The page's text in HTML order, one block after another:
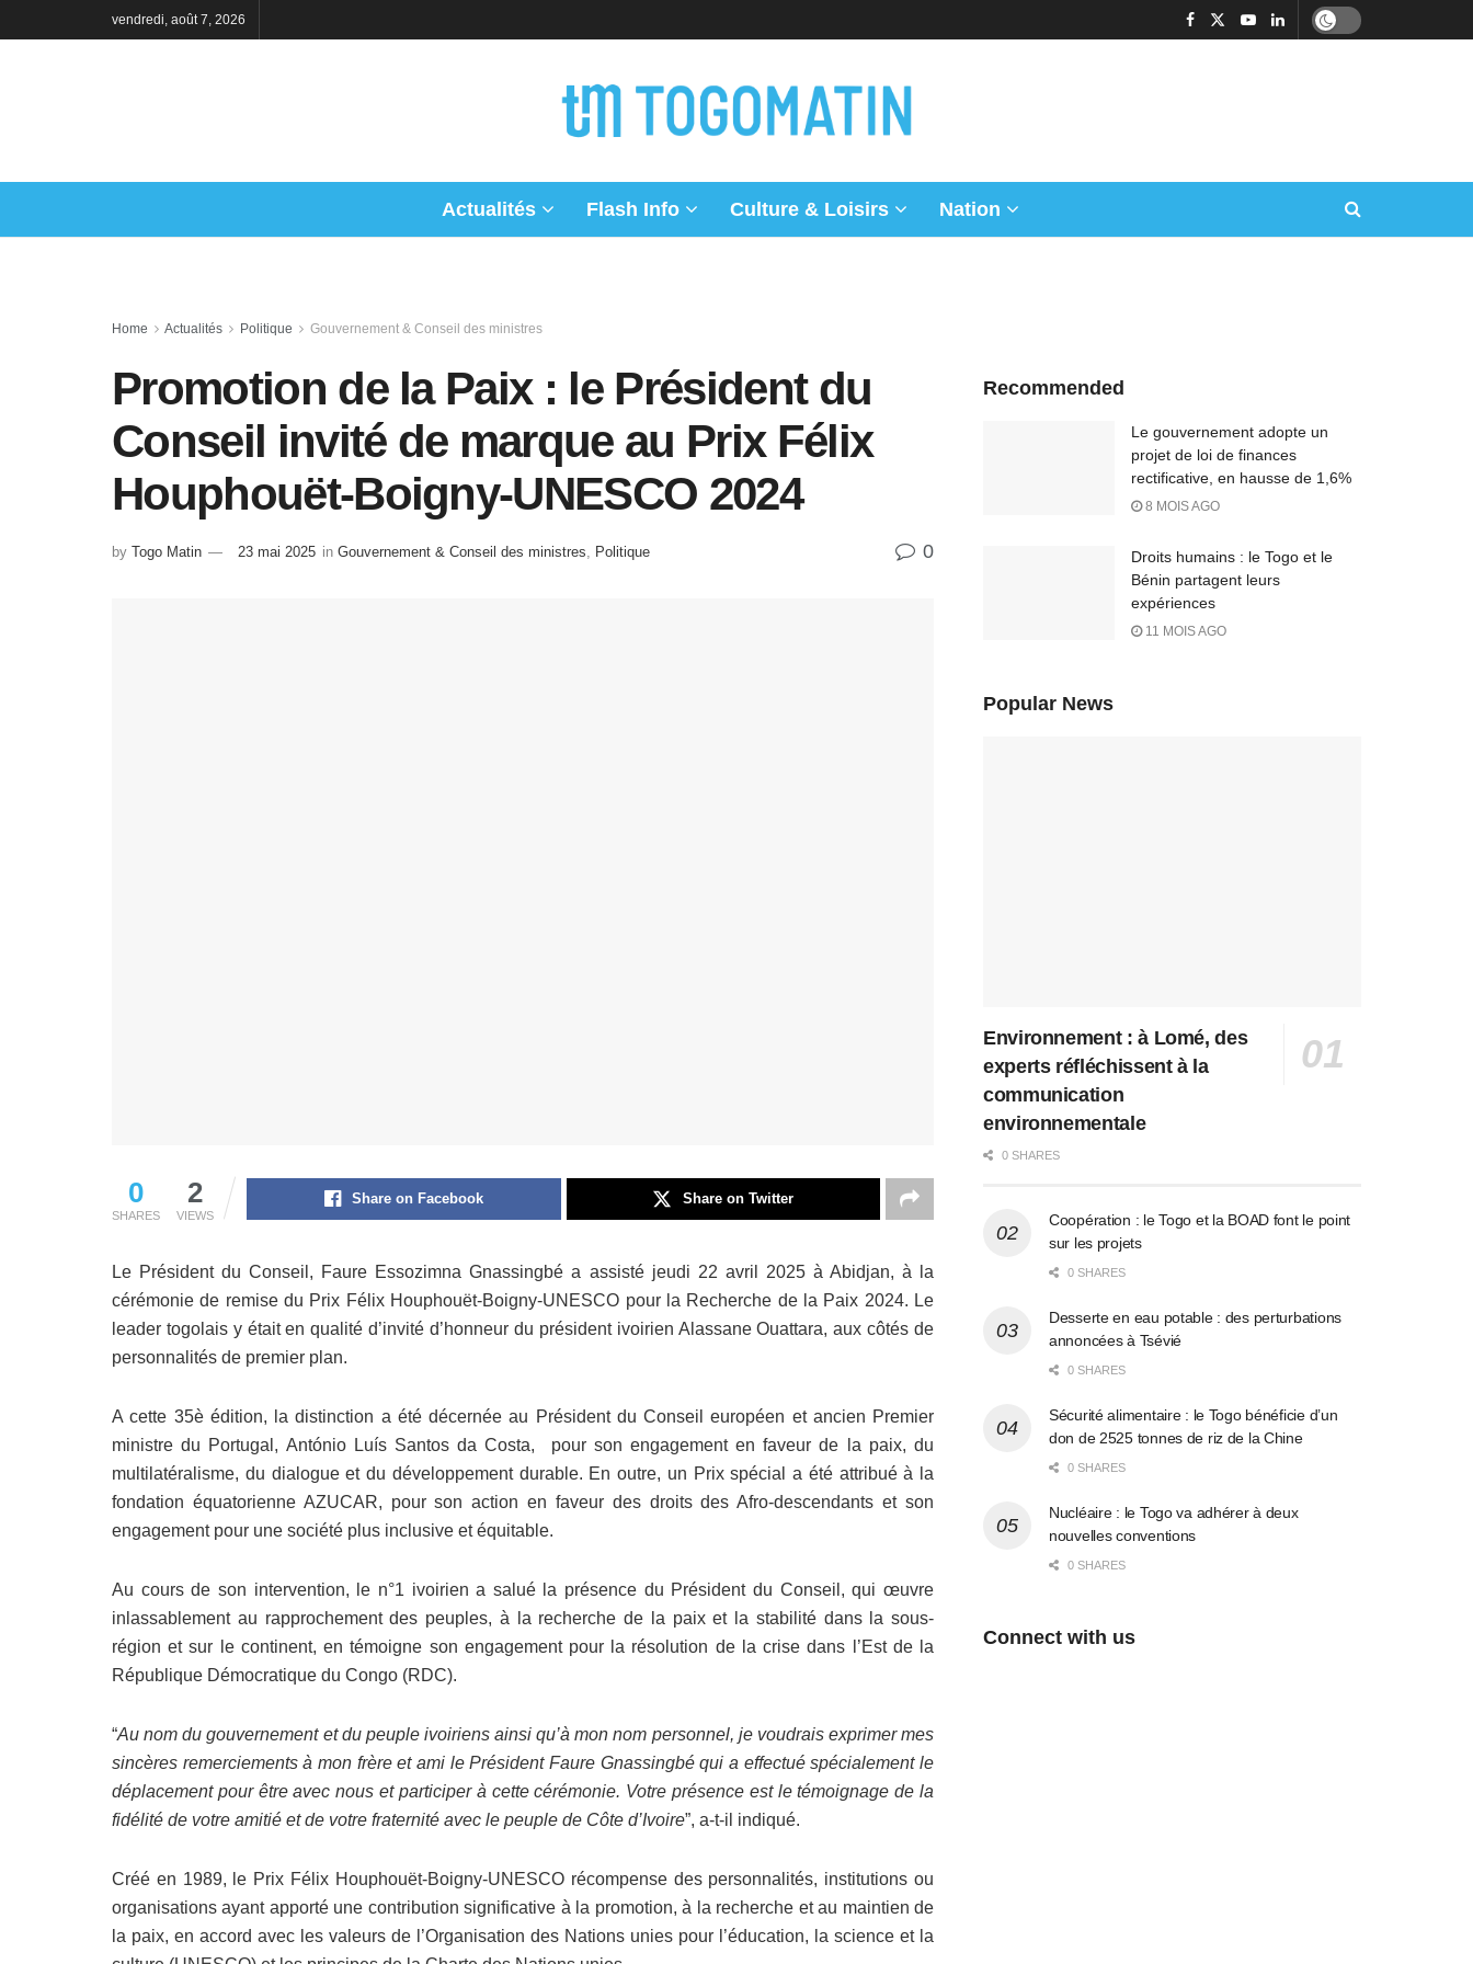
vendredi, août 7, 2026
Actualités Flash Info Culture & Loisirs Nation
Home Actualités Politique Gouvernement & Conseil des ministres
Promotion de la Paix : le Président du
Conseil invité de marque au Prix Félix
Houphouët-Boigny-UNESCO 2024
by Togo Matin 23 mai 2025 in Gouvernement & Conseil des ministres Politique 0
0
SHARES
2
VIEWS
Share on Facebook Share on Twitter
Le Président du Conseil, Faure Essozimna Gnassingbé a assisté jeudi 22 avril 2025 à Abidjan, à la
cérémonie de remise du Prix Félix Houphouët-Boigny-UNESCO pour la Recherche de la Paix 2024. Le
leader togolais y était en qualité d’invité d’honneur du président ivoirien Alassane Ouattara, aux côtés de
personnalités de premier plan.
A cette 35è édition, la distinction a été décernée au Président du Conseil européen et ancien Premier
ministre du Portugal, António Luís Santos da Costa, pour son engagement en faveur de la paix, du
multilatéralisme, du dialogue et du développement durable. En outre, un Prix spécial a été attribué à la
fondation équatorienne AZUCAR, pour son action en faveur des droits des Afro-descendants et son
engagement pour une société plus inclusive et équitable.
Au cours de son intervention, le n°1 ivoirien a salué la présence du Président du Conseil, qui œuvre
inlassablement au rapprochement des peuples, à la recherche de la paix et la stabilité dans la sous-
région et sur le continent, en témoigne son engagement pour la résolution de la crise dans l’Est de la
République Démocratique du Congo (RDC).
“Au nom du gouvernement et du peuple ivoiriens ainsi qu’à mon nom personnel, je voudrais exprimer mes
sincères remerciements à mon frère et ami le Président Faure Gnassingbé qui a effectué spécialement le
déplacement pour être avec nous et participer à cette cérémonie. Votre présence est le témoignage de la
fidélité de votre amitié et de votre fraternité avec le peuple de Côte d’Ivoire”, a-t-il indiqué.
Créé en 1989, le Prix Félix Houphouët-Boigny-UNESCO récompense des personnalités, institutions ou
organisations ayant apporté une contribution significative à la promotion, à la recherche et au maintien de
la paix, en accord avec les valeurs de l’Organisation des Nations unies pour l’éducation, la science et la
Recommended
Le gouvernement adopte un
projet de loi de finances
rectificative, en hausse de 1,6%
8 MOIS AGO
Droits humains : le Togo et le
Bénin partagent leurs
expériences
11 MOIS AGO
Popular News
Environnement : à Lomé, des
experts réfléchissent à la
communication
environnementale
0 SHARES
Coopération : le Togo et la BOAD font le point
sur les projets
0 SHARES
Desserte en eau potable : des perturbations
annoncées à Tsévié
0 SHARES
Sécurité alimentaire : le Togo bénéficie d’un
don de 2525 tonnes de riz de la Chine
0 SHARES
Nucléaire : le Togo va adhérer à deux
nouvelles conventions
0 SHARES
Connect with us